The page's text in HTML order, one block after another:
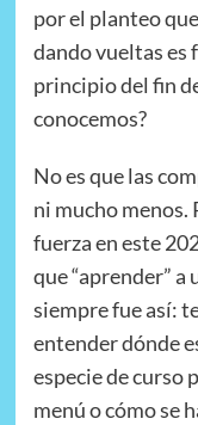
por el planteo
dando vueltas es
principio del fin
conocemos?
No es que las
ni mucho menos.
fuerza en este
que “aprender”
siempre fue así:
entender dónde
especie de curso
menú o cómo se